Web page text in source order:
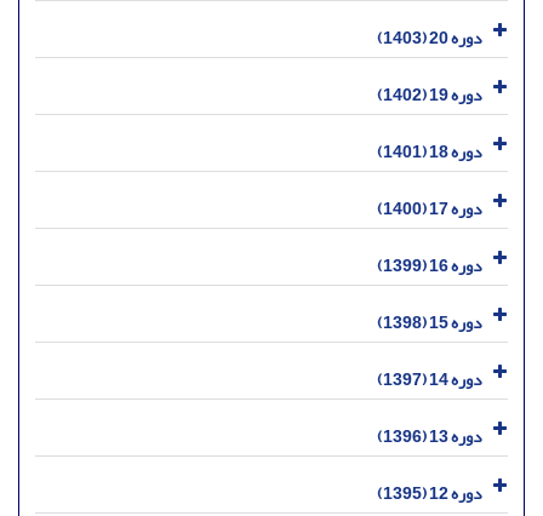
دوره 20 (1403)
دوره 19 (1402)
دوره 18 (1401)
دوره 17 (1400)
دوره 16 (1399)
دوره 15 (1398)
دوره 14 (1397)
دوره 13 (1396)
دوره 12 (1395)